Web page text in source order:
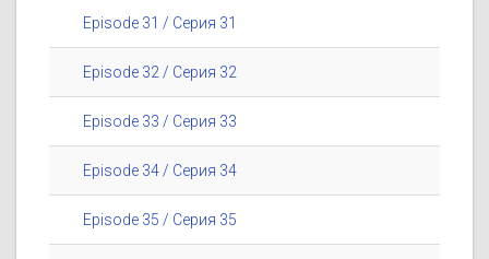
Episode 31 / Серия 31
Episode 32 / Серия 32
Episode 33 / Серия 33
Episode 34 / Серия 34
Episode 35 / Серия 35